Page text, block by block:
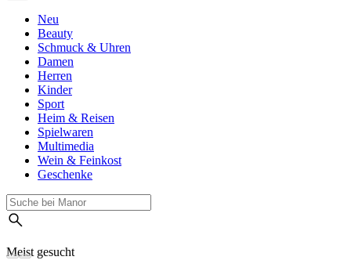
Neu
Beauty
Schmuck & Uhren
Damen
Herren
Kinder
Sport
Heim & Reisen
Spielwaren
Multimedia
Wein & Feinkost
Geschenke
Meist gesucht